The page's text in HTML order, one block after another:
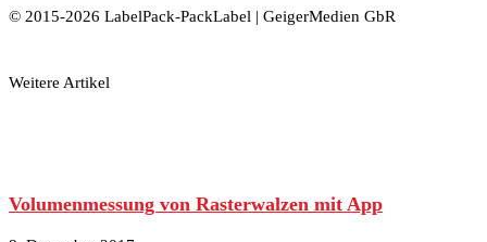
© 2015-2026 LabelPack-PackLabel | GeigerMedien GbR
Weitere Artikel
Volumenmessung von Rasterwalzen mit App